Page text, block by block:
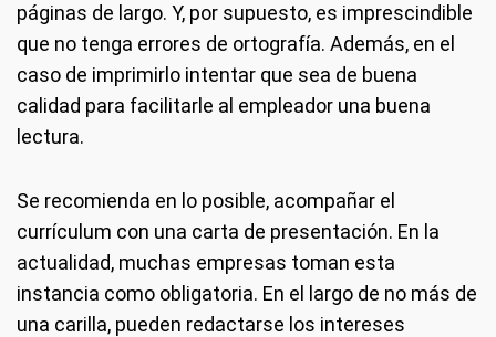
páginas de largo. Y, por supuesto, es imprescindible
que no tenga errores de ortografía. Además, en el
caso de imprimirlo intentar que sea de buena
calidad para facilitarle al empleador una buena
lectura.
Se recomienda en lo posible, acompañar el
currículum con una carta de presentación. En la
actualidad, muchas empresas toman esta
instancia como obligatoria. En el largo de no más de
una carilla, pueden redactarse los intereses